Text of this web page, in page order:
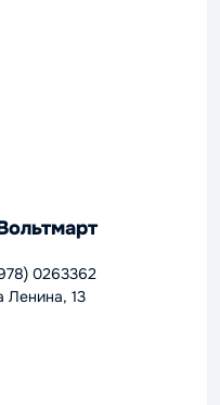
0263362
Ленина, 13